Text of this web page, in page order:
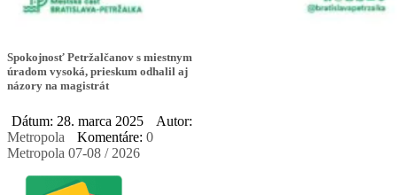
Spokojnosť Petržalčanov s miestnym
úradom vysoká, prieskum odhalil aj
názory na magistrát
Dátum: 28. marca 2025
Autor:
Metropola
Komentáre: 0
Metropola 07-08 / 2026